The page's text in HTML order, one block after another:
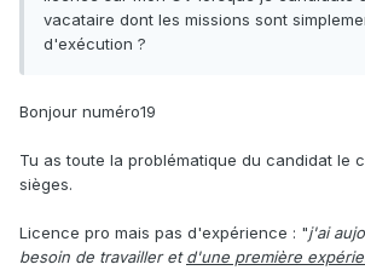
vacataire dont les missions sont
d'exécution ?
Bonjour numéro19
Tu as toute la problématique du candidat le
sièges.
Licence pro mais pas d'expérience : "j'ai
besoin de travailler etd'une première